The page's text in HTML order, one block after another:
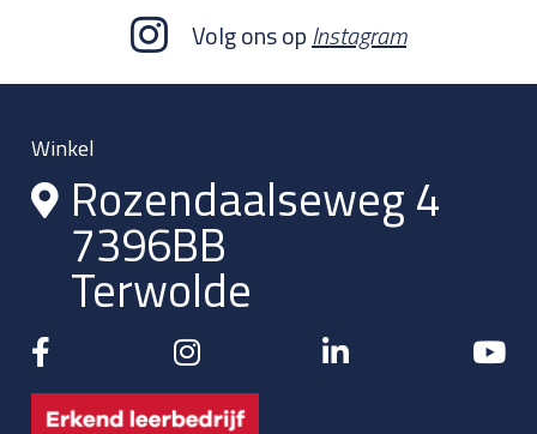
Volg ons opInstagram
Winkel
Rozendaalseweg 4
7396BB
Terwolde